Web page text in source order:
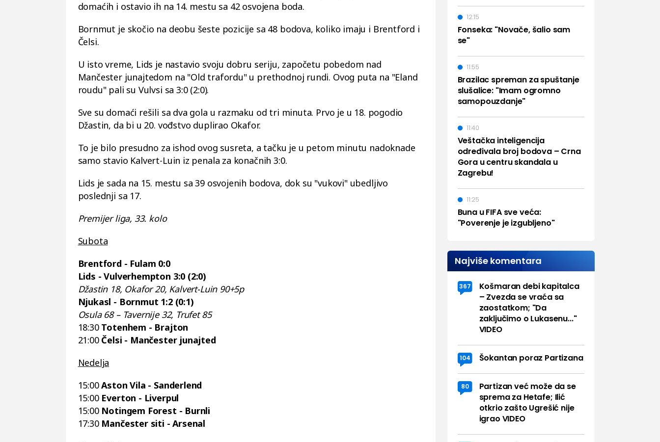
domaćih i ostavio ih na 14. mestu sa 42 osvojena boda.
Bornmut je skočio na deobu šeste pozicije sa 48 bodova, koliko imaju i Brentford i
Čelsi.
U isto vreme, Lids je nastavio svoju dobru seriju, započetu pobedom nad
Mančester junajtedom na "Old trafordu" u prethodnoj rundi. Ovog puta na "Eland
roudu" pali su Vulvsi sa 3:0 (2:0).
Sve su domaći rešili sa dva gola u razmaku od tri minuta. Prvo je u 18. pogodio
Džastin, da bi u 20. vođstvo duplirao Okafor.
To je bilo presudno za ishod ovog susreta, a tačku je u petom minutu nadoknade
samo stavio Kalvert-Luin iz penala za konačnih 3:0.
Lids je sada na 15. mestu sa 39 osvojenih bodova, dok su "vukovi" ubedljivo
poslednji sa 17.
Premijer liga, 33. kolo
Subota
Brentford - Fulam 0:0
Lids - Vulverhempton 3:0 (2:0)
Džastin 18, Okafor 20, Kalvert-Luin 90+5p
Njukasl - Bornmut 1:2 (0:1)
Osula 68 – Tavernije 32, Trufet 85
18:30 Totenhem - Brajton
21:00 Čelsi - Mančester junajted
Nedelja
15:00Aston Vila - Sanderlend
15:00 Everton - Liverpul
15:00 Notingem Forest - Burnli
17:30 Mančester siti - Arsenal
Fonseka: "Novače, šalio sam
se"
12:15
Brazilac spreman za spuštanje
slušalice: "Imam ogromno
samopouzdanje"
11:55
Veštačka inteligencija
određivala broj bodova – Crna
Gora u centru skandala u
Zagrebu!
11:40
Buna u FIFA sve veća:
"Poverenje je izgubljeno"
11:25
Najviše komentara
367
Košmaran debi kapitalca
– Zvezda se vraća sa
zaostatkom; "Da
zaključimo o Lukasenu..."
VIDEO
104 Šokantan poraz Partizana
80
Partizan već može da se
sprema za Hetafe; Ilić
otkrio zašto Ugrešić nije
igrao VIDEO